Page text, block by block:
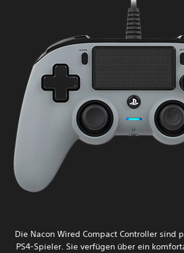
Die Nacon Wired Compact Controller sind
PS4-Spieler. Sie verfügen über ein